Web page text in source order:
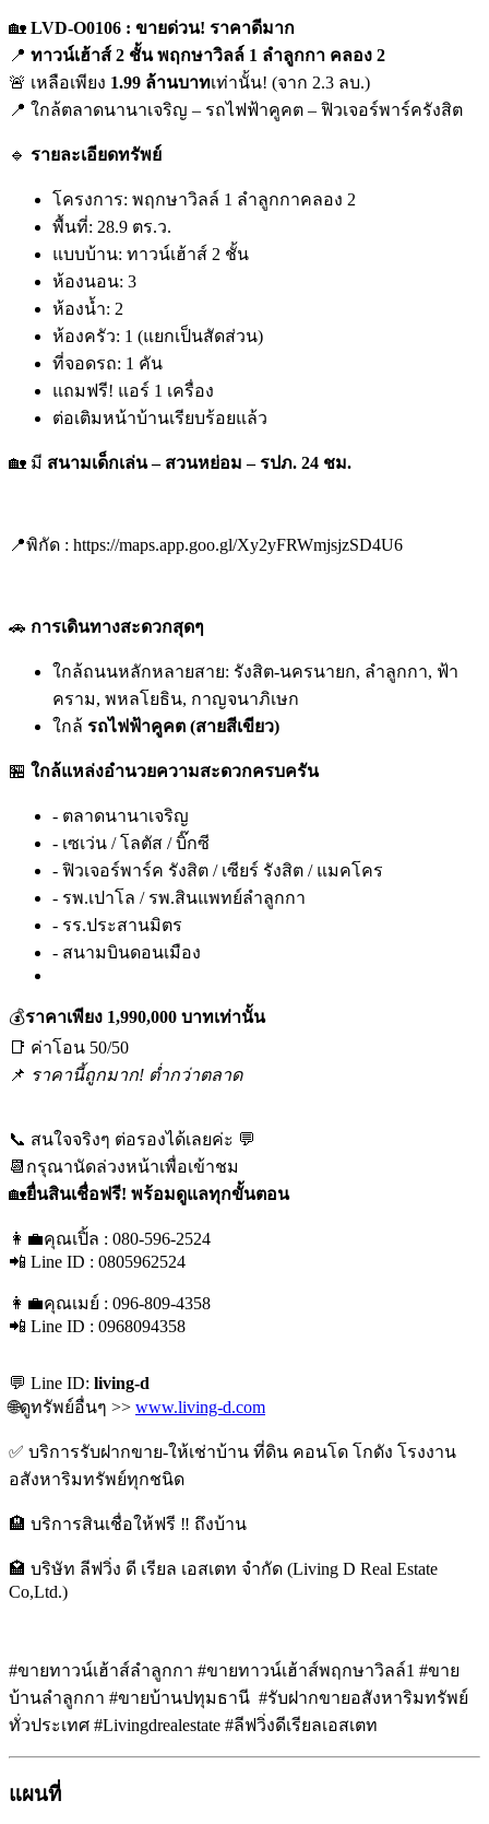
🏡 LVD-O0106 : ขายด่วน! ราคาดีมาก
📍 ทาวน์เฮ้าส์ 2 ชั้น พฤกษาวิลล์ 1 ลำลูกกา คลอง 2
🚨 เหลือเพียง 1.99 ล้านบาทเท่านั้น! (จาก 2.3 ลบ.)
📍 ใกล้ตลาดนานาเจริญ – รถไฟฟ้าคูคต – ฟิวเจอร์พาร์ครังสิต
🔹 รายละเอียดทรัพย์
โครงการ: พฤกษาวิลล์ 1 ลำลูกกาคลอง 2
พื้นที่: 28.9 ตร.ว.
แบบบ้าน: ทาวน์เฮ้าส์ 2 ชั้น
ห้องนอน: 3
ห้องน้ำ: 2
ห้องครัว: 1 (แยกเป็นสัดส่วน)
ที่จอดรถ: 1 คัน
แถมฟรี! แอร์ 1 เครื่อง
ต่อเติมหน้าบ้านเรียบร้อยแล้ว
🏡 มี สนามเด็กเล่น – สวนหย่อม – รปภ. 24 ชม.
📍พิกัด : https://maps.app.goo.gl/Xy2yFRWmjsjzSD4U6
🚗 การเดินทางสะดวกสุดๆ
ใกล้ถนนหลักหลายสาย: รังสิต-นครนายก, ลำลูกกา, ฟ้า
คราม, พหลโยธิน, กาญจนาภิเษก
ใกล้ รถไฟฟ้าคูคต (สายสีเขียว)
🏪 ใกล้แหล่งอำนวยความสะดวกครบครัน
- ตลาดนานาเจริญ
- เซเว่น / โลตัส / บิ๊กซี
- ฟิวเจอร์พาร์ค รังสิต / เซียร์ รังสิต / แมคโคร
- รพ.เปาโล / รพ.สินแพทย์ลำลูกกา
- รร.ประสานมิตร
- สนามบินดอนเมือง
💰ราคาเพียง 1,990,000 บาทเท่านั้น
📑 ค่าโอน 50/50
📌 ราคานี้ถูกมาก! ต่ำกว่าตลาด
📞 สนใจจริงๆ ต่อรองได้เลยค่ะ 💬
📆กรุณานัดล่วงหน้าเพื่อเข้าชม
🏡ยื่นสินเชื่อฟรี! พร้อมดูแลทุกขั้นตอน
👩‍💼คุณเปิ้ล : 080-596-2524
📲 Line ID : 0805962524
👩‍💼คุณเมย์ : 096-809-4358
📲 Line ID : 0968094358
💬 Line ID: living-d
🌐ดูทรัพย์อื่นๆ >> www.living-d.com
✅️ บริการรับฝากขาย-ให้เช่าบ้าน ที่ดิน คอนโด โกดัง โรงงาน
อสังหาริมทรัพย์ทุกชนิด
🏨 บริการสินเชื่อให้ฟรี ‼️ ถึงบ้าน
🏩 บริษัท ลีฟวิ่ง ดี เรียล เอสเตท จำกัด (Living D Real Estate
Co,Ltd.)
#ขายทาวน์เฮ้าส์ลำลูกกา #ขายทาวน์เฮ้าส์พฤกษาวิลล์1 #ขาย
บ้านลำลูกกา #ขายบ้านปทุมธานี #รับฝากขายอสังหาริมทรัพย์
ทั่วประเทศ #Livingdrealestate #ลีฟวิ่งดีเรียลเอสเตท
แผนที่